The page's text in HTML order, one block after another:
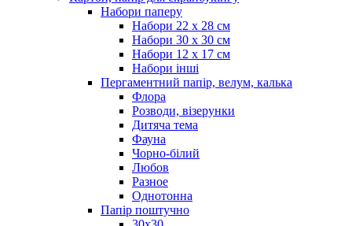
Набори паперу
Набори 22 х 28 см
Набори 30 х 30 см
Набори 12 х 17 см
Набори інші
Пергаментний папір, велум, калька
Флора
Розводи, візерунки
Дитяча тема
Фауна
Чорно-білий
Любов
Разное
Однотонна
Папір поштучно